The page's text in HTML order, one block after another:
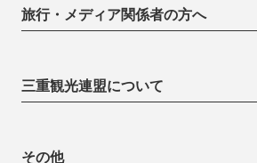
旅行・メディア関係者の方へ
三重観光連盟について
その他